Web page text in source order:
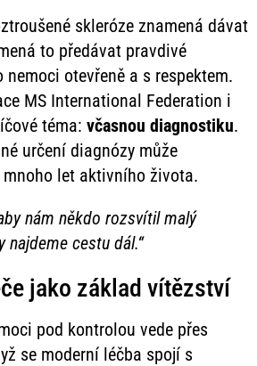
skleróze znamená dávat
to předávat pravdivé
otevřeně a s respektem.
MS International Federation i
téma: včasnou diagnostiku.
určení diagnózy může
let aktivního života.
nám někdo rozsvítil malý
najdeme cestu dál.“
jako základ vítězství
pod kontrolou vede přes
se moderní léčba spojí s